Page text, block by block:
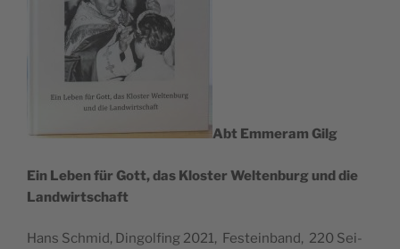
Abt Emmer­am Gilg
Ein Leben für Gott, das Klos­ter Wel­ten­burg und die
Landwirtschaft
Hans Schmid, Din­gol­fing 2021, Fest­ein­band, 220 Sei­